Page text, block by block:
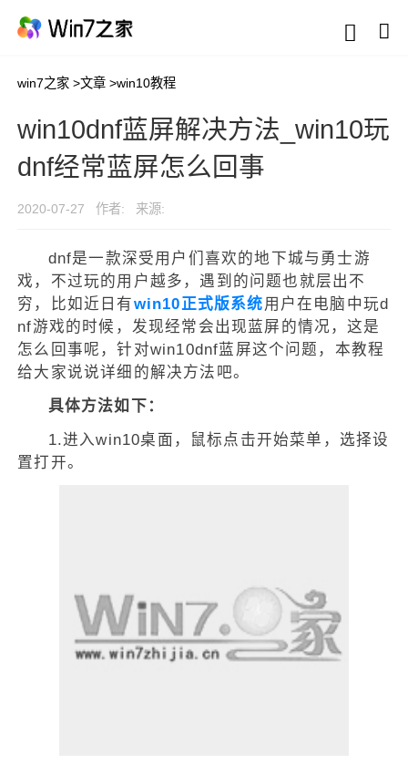
win7之家 >文章 >win10教程
win10dnf蓝屏解决方法_win10玩
dnf经常蓝屏怎么回事
2020-07-27 作者: 来源:
dnf是一款深受用户们喜欢的地下城与勇士游
戏，不过玩的用户越多，遇到的问题也就层出不
穷，比如近日有win10正式版系统用户在电脑中玩d
nf游戏的时候，发现经常会出现蓝屏的情况，这是
怎么回事呢，针对win10dnf蓝屏这个问题，本教程
给大家说说详细的解决方法吧。
具体方法如下：
1.进入win10桌面，鼠标点击开始菜单，选择设
置打开。